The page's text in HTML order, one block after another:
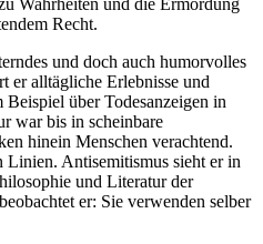
Wahrheiten und die Ermordung
Recht.
und doch auch humorvolles
er alltägliche Erlebnisse und
über Todesanzeigen in
war bis in scheinbare
hinein Menschen verachtend.
Linien. Antisemitismus sieht er in
und Literatur der
er: Sie verwenden selber